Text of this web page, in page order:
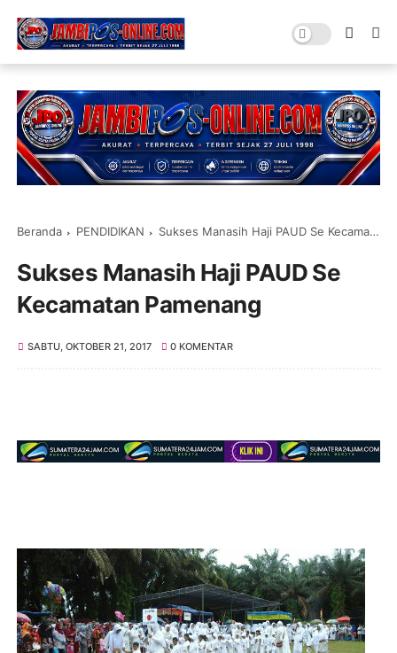
Beranda PENDIDIKAN Sukses Manasih Haji PAUD Se Kecamatan Pamenang
Sukses Manasih Haji PAUD Se
Kecamatan Pamenang
SABTU, OKTOBER 21, 2017 0 KOMENTAR